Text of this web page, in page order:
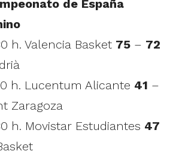
de España
h. Valencia Basket 75 – 72
h. Lucentum Alicante 41 –
Zaragoza
h. Movistar Estudiantes 47